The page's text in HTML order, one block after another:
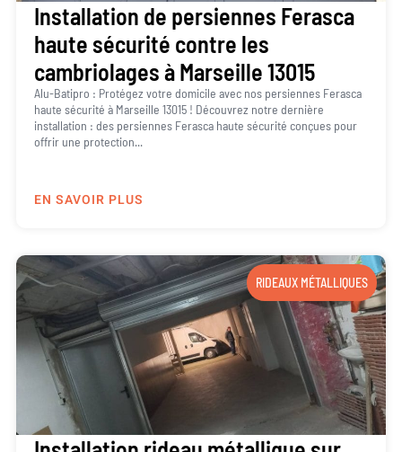
Installation de persiennes Ferasca
haute sécurité contre les
cambriolages à Marseille 13015
Alu-Batipro : Protégez votre domicile avec nos persiennes Ferasca
haute sécurité à Marseille 13015 ! Découvrez notre dernière
installation : des persiennes Ferasca haute sécurité conçues pour
offrir une protection...
EN SAVOIR PLUS
RIDEAUX MÉTALLIQUES